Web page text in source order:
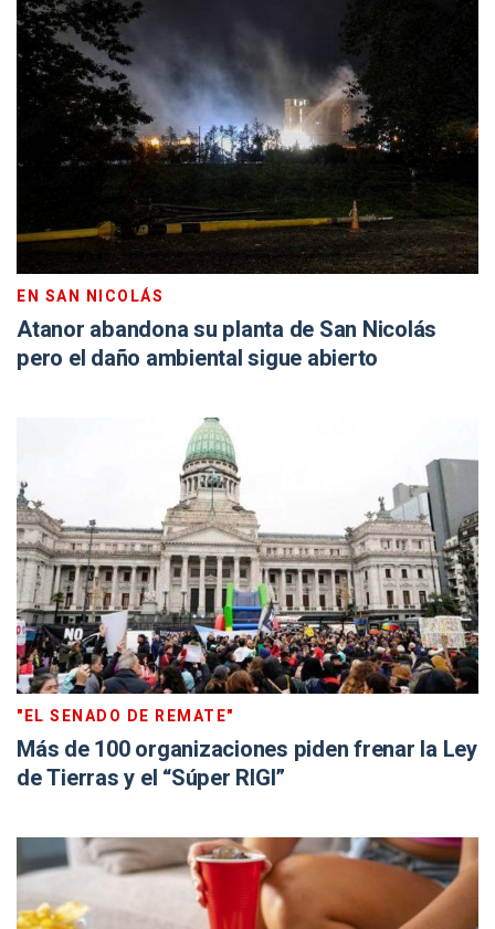
EN SAN NICOLÁS
Atanor abandona su planta de San Nicolás
pero el daño ambiental sigue abierto
"EL SENADO DE REMATE"
Más de 100 organizaciones piden frenar la Ley
de Tierras y el “Súper RIGI”